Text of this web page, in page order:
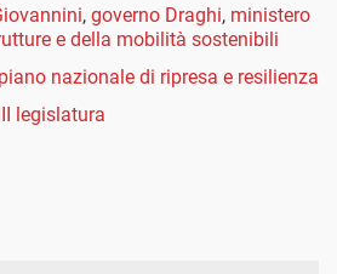
, governo Draghi, ministero
e della mobilità sostenibili
nazionale di ripresa e resilienza
legislatura